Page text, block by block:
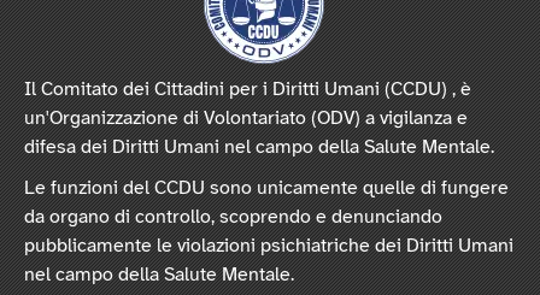
Il Comitato dei Cittadini per i Diritti Umani (CCDU) , è
un'Organizzazione di Volontariato (ODV) a vigilanza e
difesa dei Diritti Umani nel campo della Salute Mentale.
Le funzioni del CCDU sono unicamente quelle di fungere
da organo di controllo, scoprendo e denunciando
pubblicamente le violazioni psichiatriche dei Diritti Umani
nel campo della Salute Mentale.